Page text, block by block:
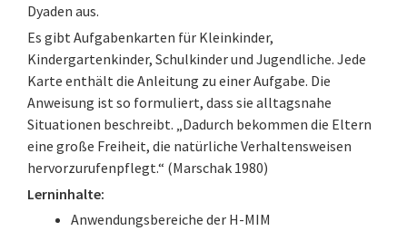
Dyaden aus.
Es gibt Aufgabenkarten für Kleinkinder,
Kindergartenkinder, Schulkinder und Jugendliche. Jede
Karte enthält die Anleitung zu einer Aufgabe. Die
Anweisung ist so formuliert, dass sie alltagsnahe
Situationen beschreibt. „Dadurch bekommen die Eltern
eine große Freiheit, die natürliche Verhaltensweisen
hervorzurufenpflegt.“ (Marschak 1980)
Lerninhalte:
Anwendungsbereiche der H-MIM